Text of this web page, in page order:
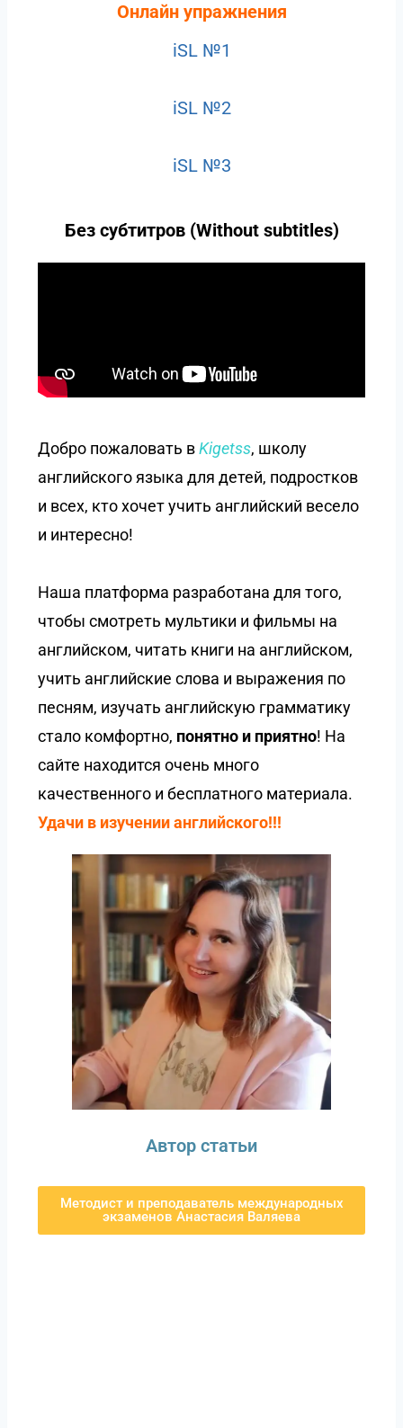
Онлайн упражнения
iSL №1
iSL №2
iSL №3
Без субтитров (Without subtitles)
Добро пожаловать вKigetss, школу
английского языка для детей, подростков
и всех, кто хочет учить английский весело
и интересно!
Наша платформа разработана для того,
чтобы смотреть мультики и фильмы на
английском, читать книги на английском,
учить английские слова и выражения по
песням, изучать английскую грамматику
стало комфортно, понятно и приятно! На
сайте находится очень много
качественного и бесплатного материала.
Удачи в изучении английского!!!
Автор статьи
Методист и преподаватель международных
экзаменов Анастасия Валяева